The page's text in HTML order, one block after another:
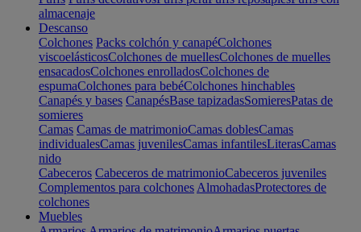
almacenaje
Descanso
Colchones Packs colchón y canapéColchones
viscoelásticosColchones de muellesColchones de muelles
ensacadosColchones enrolladosColchones de
espumaColchones para bebéColchones hinchables
Canapés y bases CanapésBase tapizadasSomieresPatas de
somieres
Camas Camas de matrimonioCamas doblesCamas
individualesCamas juvenilesCamas infantilesLiterasCamas
nido
Cabeceros Cabeceros de matrimonioCabeceros juveniles
Complementos para colchones AlmohadasProtectores de
colchones
Muebles